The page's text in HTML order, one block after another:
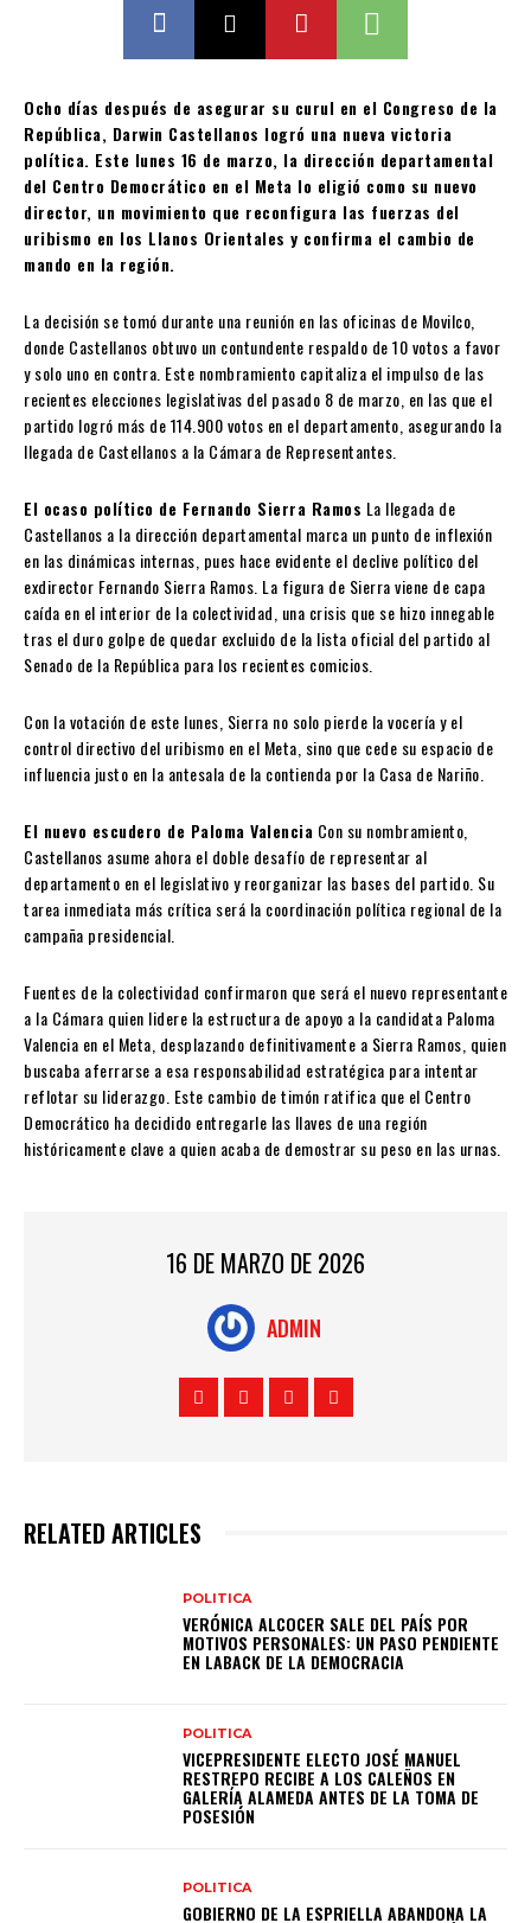
Ocho días después de asegurar su curul en el Congreso de la
República, Darwin Castellanos logró una nueva victoria
política. Este lunes 16 de marzo, la dirección departamental
del Centro Democrático en el Meta lo eligió como su nuevo
director, un movimiento que reconfigura las fuerzas del
uribismo en los Llanos Orientales y confirma el cambio de
mando en la región.
La decisión se tomó durante una reunión en las oficinas de Movilco,
donde Castellanos obtuvo un contundente respaldo de 10 votos a favor
y solo uno en contra. Este nombramiento capitaliza el impulso de las
recientes elecciones legislativas del pasado 8 de marzo, en las que el
partido logró más de 114.900 votos en el departamento, asegurando la
llegada de Castellanos a la Cámara de Representantes.
El ocaso político de Fernando Sierra Ramos La llegada de
Castellanos a la dirección departamental marca un punto de inflexión
en las dinámicas internas, pues hace evidente el declive político del
exdirector Fernando Sierra Ramos. La figura de Sierra viene de capa
caída en el interior de la colectividad, una crisis que se hizo innegable
tras el duro golpe de quedar excluido de la lista oficial del partido al
Senado de la República para los recientes comicios.
Con la votación de este lunes, Sierra no solo pierde la vocería y el
control directivo del uribismo en el Meta, sino que cede su espacio de
influencia justo en la antesala de la contienda por la Casa de Nariño.
El nuevo escudero de Paloma Valencia Con su nombramiento,
Castellanos asume ahora el doble desafío de representar al
departamento en el legislativo y reorganizar las bases del partido. Su
tarea inmediata más crítica será la coordinación política regional de la
campaña presidencial.
Fuentes de la colectividad confirmaron que será el nuevo representante
a la Cámara quien lidere la estructura de apoyo a la candidata Paloma
Valencia en el Meta, desplazando definitivamente a Sierra Ramos, quien
buscaba aferrarse a esa responsabilidad estratégica para intentar
reflotar su liderazgo. Este cambio de timón ratifica que el Centro
Democrático ha decidido entregarle las llaves de una región
históricamente clave a quien acaba de demostrar su peso en las urnas.
16 DE MARZO DE 2026
ADMIN
RELATED ARTICLES
POLITICA
VERÓNICA ALCOCER SALE DEL PAÍS POR
MOTIVOS PERSONALES: UN PASO PENDIENTE
EN LABACK DE LA DEMOCRACIA
POLITICA
VICEPRESIDENTE ELECTO JOSÉ MANUEL
RESTREPO RECIBE A LOS CALEÑOS EN
GALERÍA ALAMEDA ANTES DE LA TOMA DE
POSESIÓN
POLITICA
GOBIERNO DE LA ESPRIELLA ABANDONA LA